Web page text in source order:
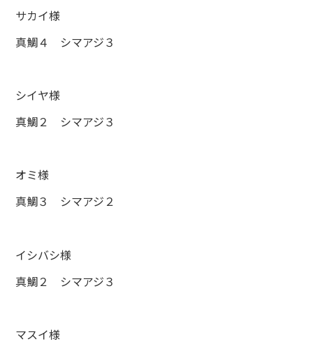
サカイ様
真鯛４ シマアジ３
シイヤ様
真鯛２ シマアジ３
オミ様
真鯛３ シマアジ２
イシバシ様
真鯛２ シマアジ３
マスイ様